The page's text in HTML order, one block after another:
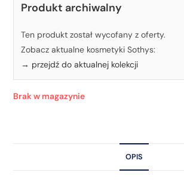
Produkt archiwalny
Ten produkt został wycofany z oferty.
Zobacz aktualne kosmetyki Sothys:
→ przejdź do aktualnej kolekcji
Brak w magazynie
OPIS